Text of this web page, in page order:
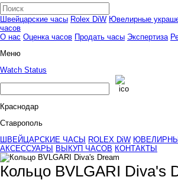
Швейцарские часы Rolex DiW Ювелирные
часов
О нас Оценка часов Продать часы Экспертиза
Меню
Watch Status
Краснодар
Ставрополь
ШВЕЙЦАРСКИЕ ЧАСЫ
ROLEX DiW
АКСЕССУАРЫ
ВЫКУП ЧАСОВ КОНТАКТЫ
Кольцо BVLGARI Diva's